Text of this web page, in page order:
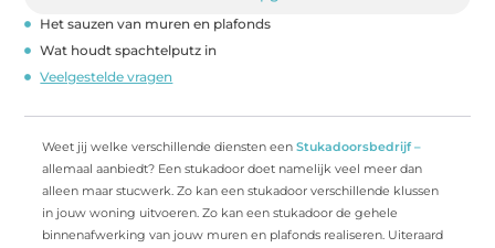
Het sauzen van muren en plafonds
Wat houdt spachtelputz in
Veelgestelde vragen
Weet jij welke verschillende diensten een Stukadoorsbedrijf –
allemaal aanbiedt? Een stukadoor doet namelijk veel meer dan
alleen maar stucwerk. Zo kan een stukadoor verschillende klussen
in jouw woning uitvoeren. Zo kan een stukadoor de gehele
binnenafwerking van jouw muren en plafonds realiseren. Uiteraard